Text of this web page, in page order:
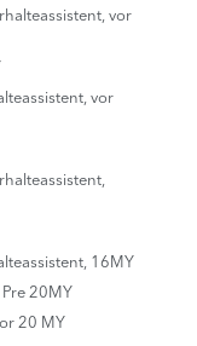
vor
vor
16MY
20MY
20 MY